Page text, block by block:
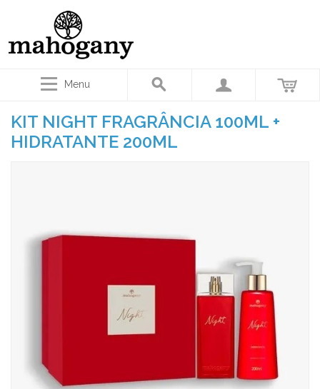
Menu
KIT NIGHT FRAGRÂNCIA 100ML +
HIDRATANTE 200ML